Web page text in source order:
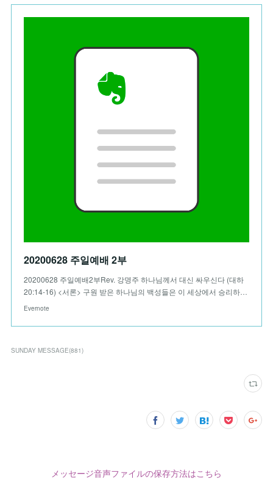
20200628 주일예배 2부
20200628 주일예배2부Rev. 강명주 하나님께서 대신 싸우신다 (대하
20:14-16) <서론> 구원 받은 하나님의 백성들은 이 세상에서 승리하…
Evernote
SUNDAY MESSAGE(881)
メッセージ音声ファイルの保存方法はこちら